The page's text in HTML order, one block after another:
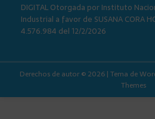
DIGITAL Otorgada por Instituto
Industrial a favor de SUSANA CORA
4.576.984 del 12/2/2026
Derechos de autor © 2026 | Tema de
Themes